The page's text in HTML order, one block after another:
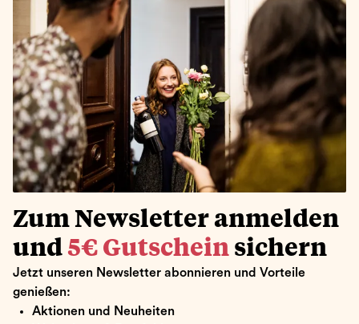
Zum Newsletter anmelden
und 5€ Gutschein sichern
Jetzt unseren Newsletter abonnieren und Vorteile
genießen:
Aktionen und Neuheiten